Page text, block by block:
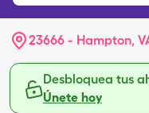
23666 - Hampton,
Desbloquea tus
Únete hoy